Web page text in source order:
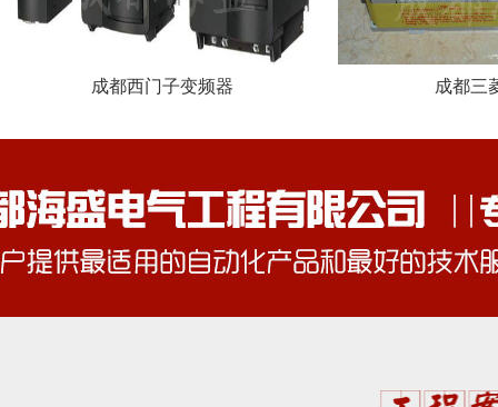
成都西门子变频器 成都三